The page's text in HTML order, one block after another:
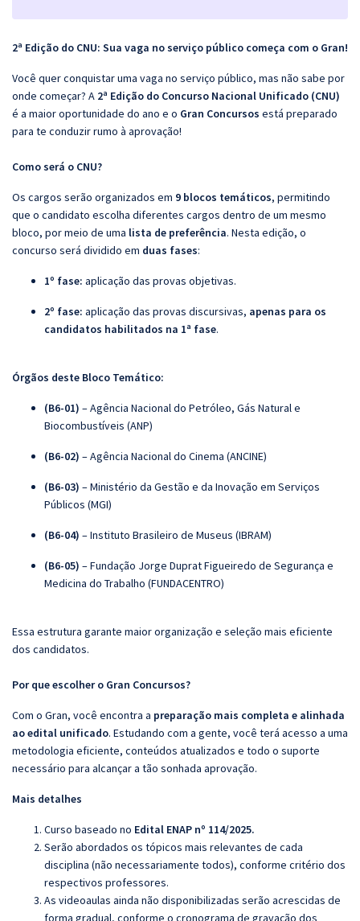
2ª Edição do CNU: Sua vaga no serviço público começa com o Gran!
Você quer conquistar uma vaga no serviço público, mas não sabe por
onde começar? A 2ª Edição do Concurso Nacional Unificado (CNU)
é a maior oportunidade do ano e o Gran Concursos está preparado
para te conduzir rumo à aprovação!
Como será o CNU?
Os cargos serão organizados em 9 blocos temáticos, permitindo
que o candidato escolha diferentes cargos dentro de um mesmo
bloco, por meio de uma lista de preferência. Nesta edição, o
concurso será dividido em duas fases:
1º fase: aplicação das provas objetivas.
2º fase: aplicação das provas discursivas, apenas para os
candidatos habilitados na 1ª fase.
Órgãos deste Bloco Temático:
(B6-01) – Agência Nacional do Petróleo, Gás Natural e
Biocombustíveis (ANP)
(B6-02) – Agência Nacional do Cinema (ANCINE)
(B6-03) – Ministério da Gestão e da Inovação em Serviços
Públicos (MGI)
(B6-04) – Instituto Brasileiro de Museus (IBRAM)
(B6-05) – Fundação Jorge Duprat Figueiredo de Segurança e
Medicina do Trabalho (FUNDACENTRO)
Essa estrutura garante maior organização e seleção mais eficiente
dos candidatos.
Por que escolher o Gran Concursos?
Com o Gran, você encontra a preparação mais completa e alinhada
ao edital unificado. Estudando com a gente, você terá acesso a uma
metodologia eficiente, conteúdos atualizados e todo o suporte
necessário para alcançar a tão sonhada aprovação.
Mais detalhes
Curso baseado no Edital ENAP nº 114/2025.
Serão abordados os tópicos mais relevantes de cada
disciplina (não necessariamente todos), conforme critério dos
respectivos professores.
As videoaulas ainda não disponibilizadas serão acrescidas de
forma gradual, conforme o cronograma de gravação dos